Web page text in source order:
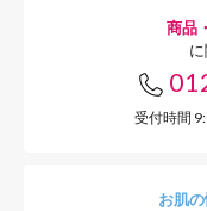
商品
受付時間
お肌